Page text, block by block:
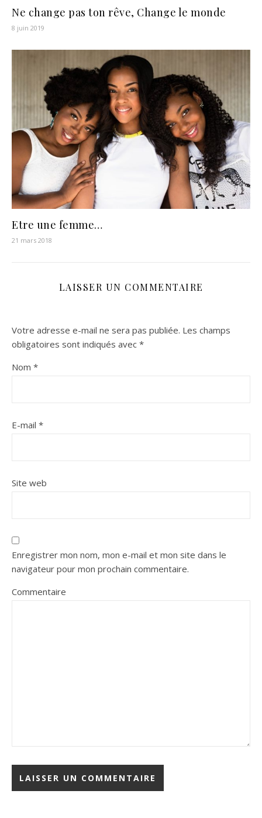
Ne change pas ton rêve, Change le monde
8 juin 2019
Etre une femme…
21 mars 2018
LAISSER UN COMMENTAIRE
Votre adresse e-mail ne sera pas publiée. Les champs
obligatoires sont indiqués avec *
Nom *
E-mail *
Site web
Enregistrer mon nom, mon e-mail et mon site dans le
navigateur pour mon prochain commentaire.
Commentaire